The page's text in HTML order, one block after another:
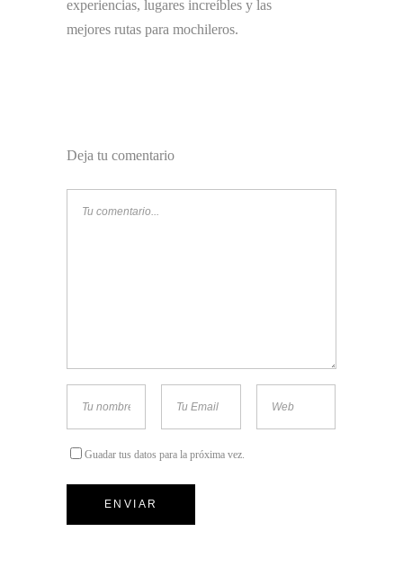
experiencias, lugares increíbles y las
mejores rutas para mochileros.
Deja tu comentario
Guadar tus datos para la próxima vez.